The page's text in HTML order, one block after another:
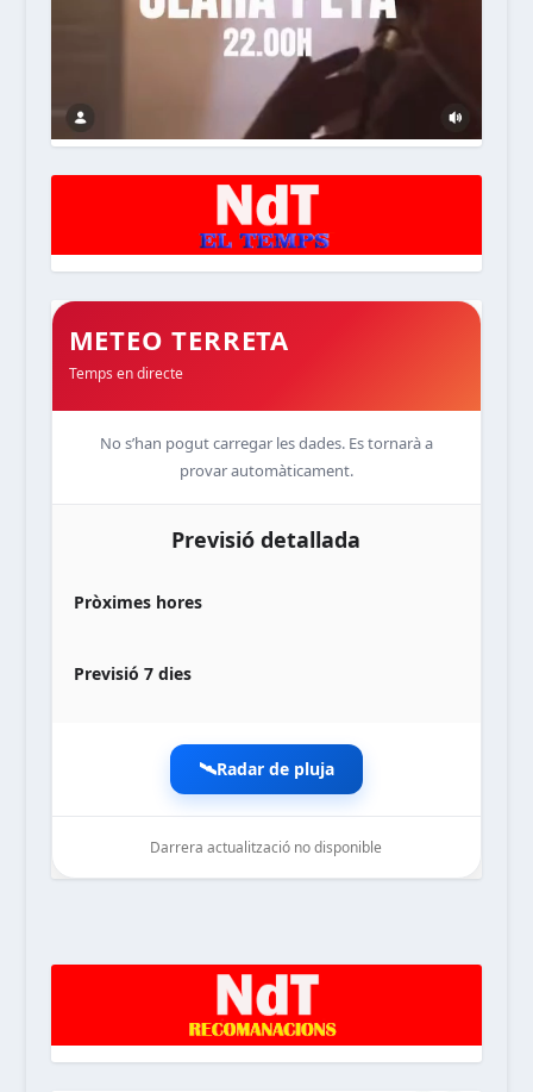
METEO TERRETA
Temps en directe
No s’han pogut carregar les dades. Es tornarà a
provar automàticament.
Previsió detallada
Pròximes hores
Previsió 7 dies
🛰️Radar de pluja
Darrera actualització no disponible